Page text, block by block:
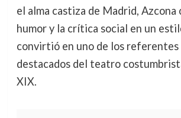
el alma castiza de Madrid, Azcona
humor y la crítica social en un
convirtió en uno de los referentes
destacados del teatro
XIX.